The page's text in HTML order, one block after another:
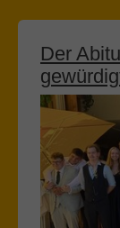
Der